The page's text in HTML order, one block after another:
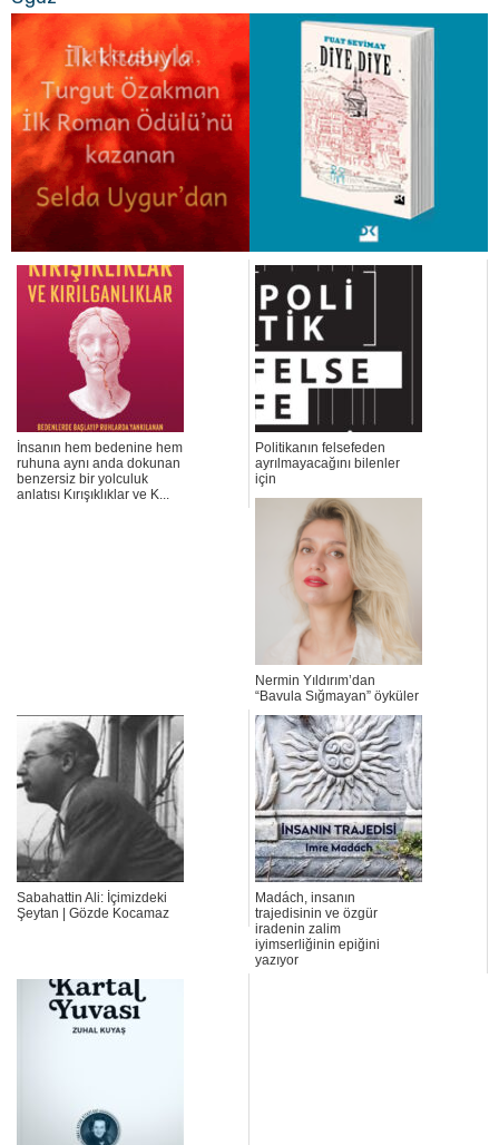
İnsanın hem bedenine hem
ruhuna aynı anda dokunan
benzersiz bir yolculuk
anlatısı Kırışıklıklar ve K...
Politikanın felsefeden
ayrılmayacağını bilenler
için
Nermin Yıldırım’dan
“Bavula Sığmayan” öyküler
Sabahattin Ali: İçimizdeki
Şeytan | Gözde Kocamaz
Madách, insanın
trajedisinin ve özgür
iradenin zalim
iyimserliğinin epiğini
yazıyor